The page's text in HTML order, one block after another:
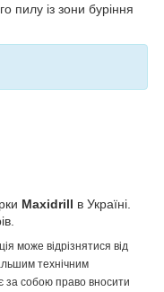
пилу із зони буріння
Maxidrill в Україні.
може відрізнятися від
технічним
за собою право вносити